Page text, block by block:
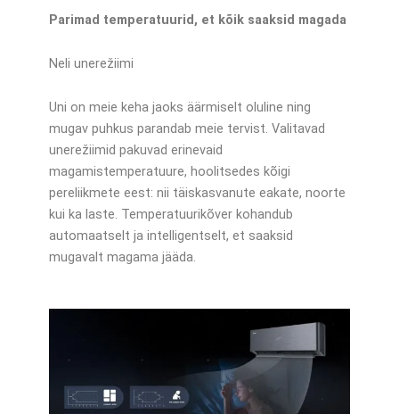
Parimad temperatuurid, et kõik saaksid magada
Neli unerežiimi
Uni on meie keha jaoks äärmiselt oluline ning
mugav puhkus parandab meie tervist. Valitavad
unerežiimid pakuvad erinevaid
magamistemperatuure, hoolitsedes kõigi
pereliikmete eest: nii täiskasvanute eakate, noorte
kui ka laste. Temperatuurikõver kohandub
automaatselt ja intelligentselt, et saaksid
mugavalt magama jääda.